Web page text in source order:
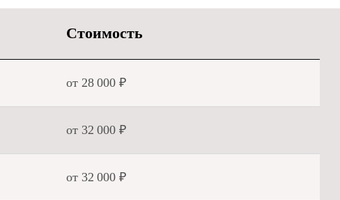
Стоимость
от 28 000 ₽
от 32 000 ₽
от 32 000 ₽